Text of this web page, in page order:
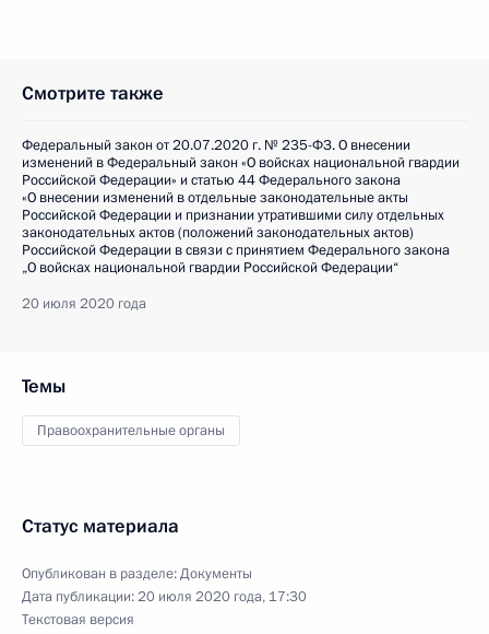
Смотрите также
Федеральный закон от 20.07.2020 г. № 235-ФЗ. О внесении
изменений в Федеральный закон «О войсках национальной гвардии
Российской Федерации» и статью 44 Федерального закона
«О внесении изменений в отдельные законодательные акты
Российской Федерации и признании утратившими силу отдельных
законодательных актов (положений законодательных актов)
Российской Федерации в связи с принятием Федерального закона
„О войсках национальной гвардии Российской Федерации“
20 июля 2020 года
Темы
Правоохранительные органы
Статус материала
Опубликован в разделе:Документы
Дата публикации:20 июля 2020 года, 17:30
Текстовая версия